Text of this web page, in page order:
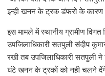
इन्ही खनन के ट्रक डंफरो के कारण
इस मामले में स्थानीय ग्रामीण
उपजिलाधिकारी सतपुली संदीप
रखी तब उपजिलाधिकारी सतपुली ने
घंटे खनन के ट्रकों को नही चलने